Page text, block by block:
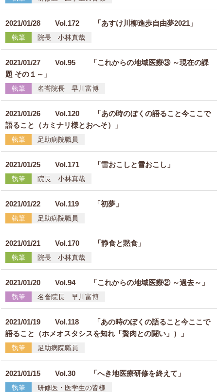
2021/01/28Vol.172 「あすけ川柳進歩自由夢2021」
執筆 院長 小林真哉
2021/01/27Vol.95 「これからの地域医療③ ～現在の課
題 その１～」
執筆 名誉院長 早川富博
2021/01/26Vol.120 「あの時のぼくの語ること今ここで
語ること（カミナリ様とおへそ）」
執筆 足助病院職員
2021/01/25Vol.171 「雷おこしと雪おこし」
執筆 院長 小林真哉
2021/01/22Vol.119 「初夢」
執筆 足助病院職員
2021/01/21Vol.170 「静食と黙食」
執筆 院長 小林真哉
2021/01/20Vol.94 「これからの地域医療② ～過去～」
執筆 名誉院長 早川富博
2021/01/19Vol.118 「あの時のぼくの語ること今ここで
語ること（ホメオスタシスを知れ「贅肉との闘い」）」
執筆 足助病院職員
2021/01/15Vol.30 「へき地医療研修を終えて」
執筆 研修医・医学生の皆様